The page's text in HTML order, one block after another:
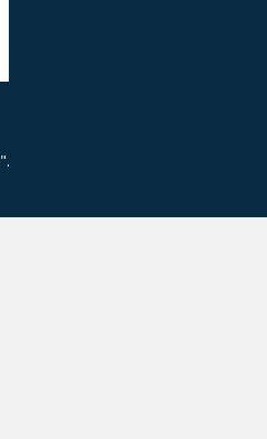
".